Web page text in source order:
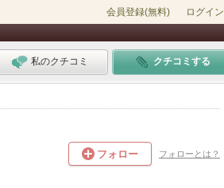
会員登録(無料) ログイン
私のクチコミ クチコミする
フォロー フォローとは？